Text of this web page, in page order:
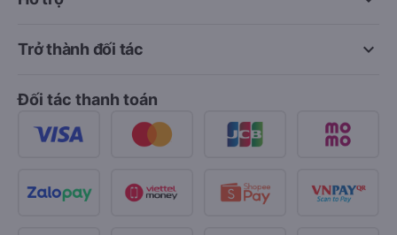
keyboard_arrow_down
Trở thành đối tác
Đối tác thanh toán